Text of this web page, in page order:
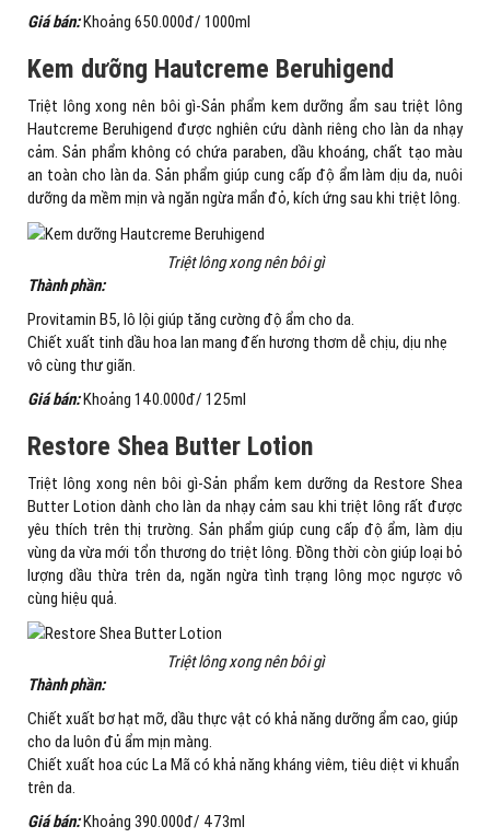
Giá bán:Khoảng 650.000đ/ 1000ml
Kem dưỡng Hautcreme Beruhigend
Triệt lông xong nên bôi gì-Sản phẩm kem dưỡng ẩm sau triệt lông
Hautcreme Beruhigend được nghiên cứu dành riêng cho làn da nhạy
cảm. Sản phẩm không có chứa paraben, dầu khoáng, chất tạo màu
an toàn cho làn da. Sản phẩm giúp cung cấp độ ẩm làm dịu da, nuôi
dưỡng da mềm mịn và ngăn ngừa mẩn đỏ, kích ứng sau khi triệt lông.
Triệt lông xong nên bôi gì
Thành phần:
Provitamin B5, lô lội giúp tăng cường độ ẩm cho da.
Chiết xuất tinh dầu hoa lan mang đến hương thơm dễ chịu, dịu nhẹ
vô cùng thư giãn.
Giá bán:Khoảng 140.000đ/ 125ml
Restore Shea Butter Lotion
Triệt lông xong nên bôi gì-Sản phẩm kem dưỡng da Restore Shea
Butter Lotion dành cho làn da nhạy cảm sau khi triệt lông rất được
yêu thích trên thị trường. Sản phẩm giúp cung cấp độ ẩm, làm dịu
vùng da vừa mới tổn thương do triệt lông. Đồng thời còn giúp loại bỏ
lượng dầu thừa trên da, ngăn ngừa tình trạng lông mọc ngược vô
cùng hiệu quả.
Triệt lông xong nên bôi gì
Thành phần:
Chiết xuất bơ hạt mỡ, dầu thực vật có khả năng dưỡng ẩm cao, giúp
cho da luôn đủ ẩm mịn màng.
Chiết xuất hoa cúc La Mã có khả năng kháng viêm, tiêu diệt vi khuẩn
trên da.
Giá bán:Khoảng 390.000đ/ 473ml